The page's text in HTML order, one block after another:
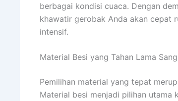
berbagai kondisi cuaca. Dengan
khawatir gerobak Anda akan cepat
intensif.
Material Besi yang Tahan Lama
Pemilihan material yang tepat
Material besi menjadi pilihan utama